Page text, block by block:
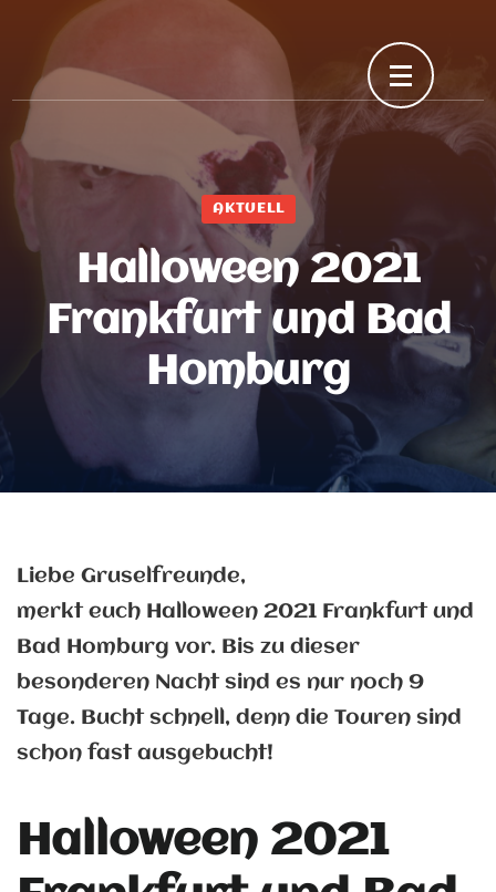
content
(Press
Enter)
AKTUELL
Halloween 2021
Frankfurt und Bad
Homburg
Liebe Gruselfreunde,
merkt euch Halloween 2021 Frankfurt und
Bad Homburg vor. Bis zu dieser
besonderen Nacht sind es nur noch 9
Tage. Bucht schnell, denn die Touren sind
schon fast ausgebucht!
Halloween 2021